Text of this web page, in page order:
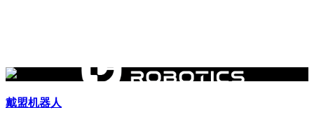
戴盟机器人